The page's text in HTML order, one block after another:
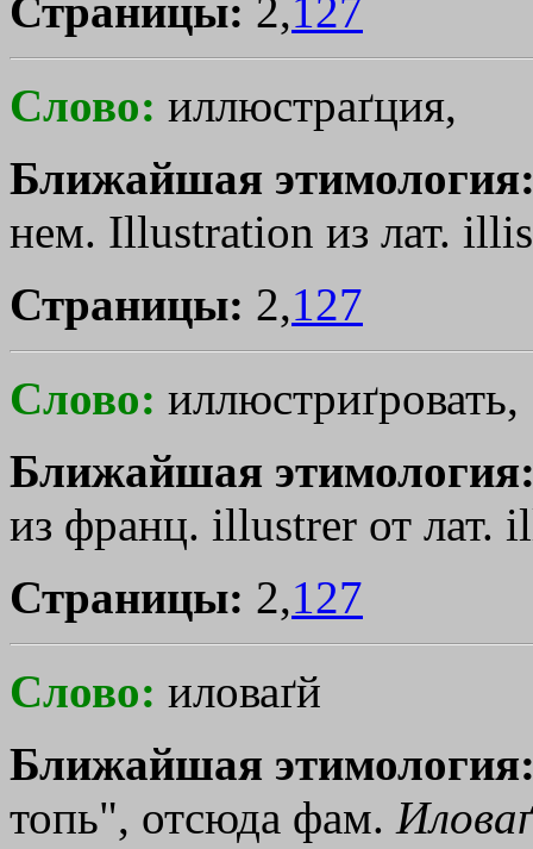
Страницы: 2,127
Слово: иллюстраґция,
Ближайшая
нем. Illustration из лат.
Страницы: 2,127
Слово: иллюстриґровать,
Ближайшая
из франц. illustrer от лат.
Страницы: 2,127
Слово: иловаґй
Ближайшая
топь", отсюда фам.